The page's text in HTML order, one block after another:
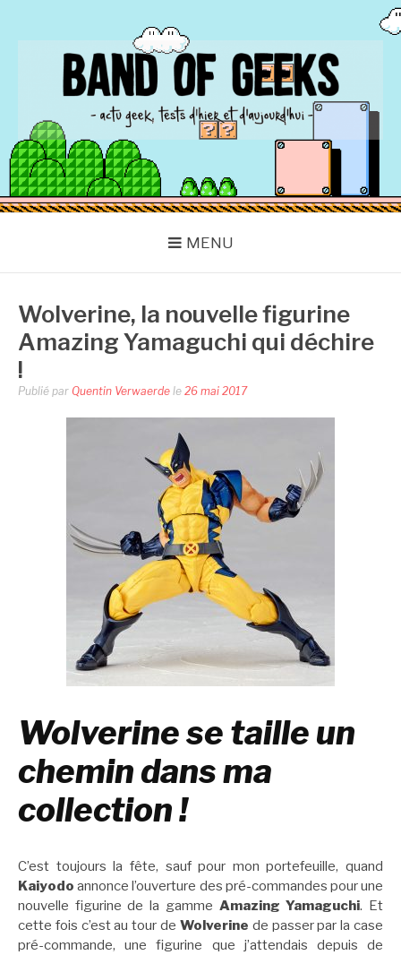
BAND OF GEEKS
Actu Geek d'hier et d'aujourd'hui
MENU
Wolverine, la nouvelle figurine
Amazing Yamaguchi qui déchire
!
Publié par Quentin Verwaerde le 26 mai 2017
Wolverine se taille un
chemin dans ma
collection !
C’est toujours la fête, sauf pour mon portefeuille, quand
Kaiyodo annonce l’ouverture des pré-commandes pour une
nouvelle figurine de la gamme Amazing Yamaguchi. Et
cette fois c’est au tour de Wolverine de passer par la case
pré-commande, une figurine que j’attendais depuis de